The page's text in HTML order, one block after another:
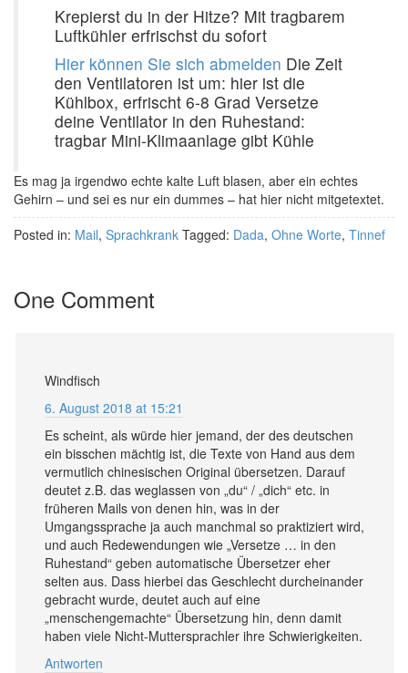
Krepierst du in der Hitze? Mit tragbarem
Luftkühler erfrischst du sofort
Hier können Sie sich abmelden Die Zeit
den Ventilatoren ist um: hier ist die
Kühlbox, erfrischt 6-8 Grad Versetze
deine Ventilator in den Ruhestand:
tragbar Mini-Klimaanlage gibt Kühle
Es mag ja irgendwo echte kalte Luft blasen, aber ein echtes
Gehirn – und sei es nur ein dummes – hat hier nicht mitgetextet.
Posted in: Mail, Sprachkrank Tagged: Dada, Ohne Worte, Tinnef
One Comment
Windfisch
6. August 2018 at 15:21
Es scheint, als würde hier jemand, der des deutschen
ein bisschen mächtig ist, die Texte von Hand aus dem
vermutlich chinesischen Original übersetzen. Darauf
deutet z.B. das weglassen von „du“ / „dich“ etc. in
früheren Mails von denen hin, was in der
Umgangssprache ja auch manchmal so praktiziert wird,
und auch Redewendungen wie „Versetze … in den
Ruhestand“ geben automatische Übersetzer eher
selten aus. Dass hierbei das Geschlecht durcheinander
gebracht wurde, deutet auch auf eine
„menschengemachte“ Übersetzung hin, denn damit
haben viele Nicht-Muttersprachler ihre Schwierigkeiten.
Antworten